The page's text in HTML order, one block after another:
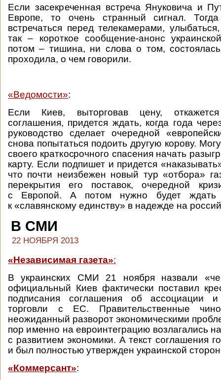
Если засекреченная встреча Януковича и
Европе, то очень странный сигнал.
встречаться перед телекамерами,
так – короткое сообщение-анонс
потом – тишина, ни слова о том,
проходила, о чем говорили.
«Ведомости»:
Если Киев, выторговав цену,
соглашения, придется ждать, когда года
руководство сделает очередной
снова попытаться подоить другую корову.
своего краткосрочного спасения начать
карту. Если подпишет и придется
что почти неизбежен новый тур «отбора»
перекрытия его поставок, очередной
с Европой. А потом нужно будет ждать
к «славянскому единству» в надежде на
В СМИ
22 НОЯБРЯ 2013
«Независимая газета»:
В украинских СМИ 21 ноября назвали
официальный Киев фактически поставил
подписания соглашения об ассоциации
торговли с ЕС. Правительственные
неожиданный разворот экономическими
пор именно на евроинтеграцию возлагались
с развитием экономики. А текст соглашения
и был полностью утвержден украинской
«Коммерсант»: